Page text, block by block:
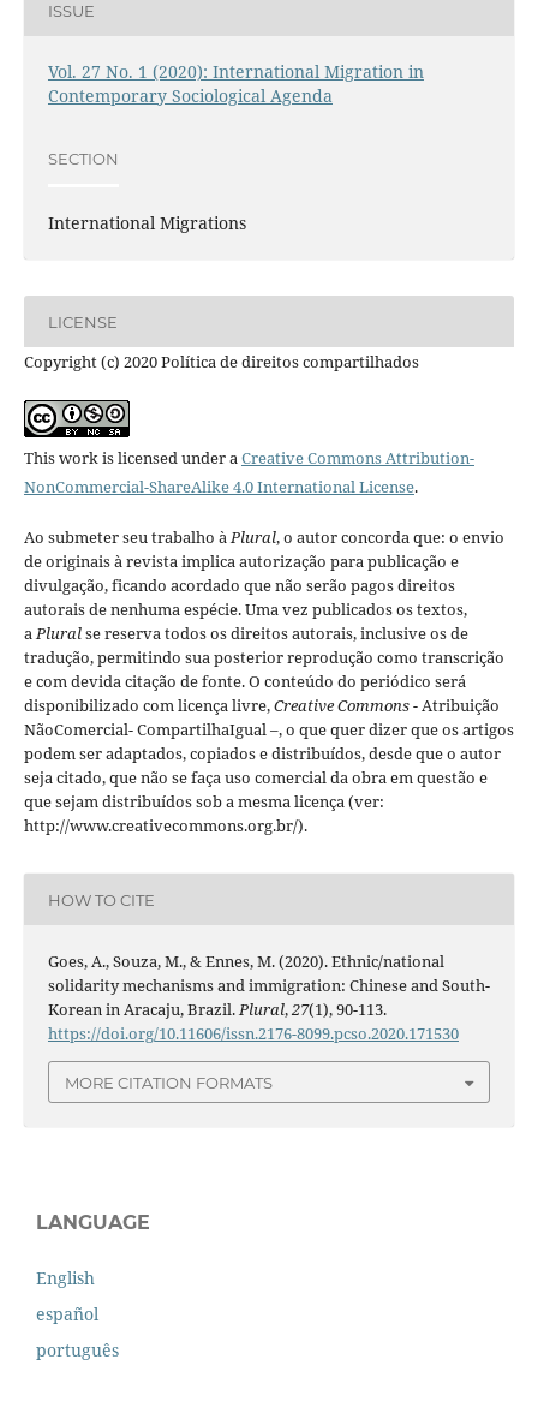
ISSUE
Vol. 27 No. 1 (2020): International Migration in
Contemporary Sociological Agenda
SECTION
International Migrations
LICENSE
Copyright (c) 2020 Política de direitos compartilhados
This work is licensed under aCreative Commons Attribution-
NonCommercial-ShareAlike 4.0 International License.
Ao submeter seu trabalho àPlural, o autor concorda que: o envio
de originais à revista implica autorização para publicação e
divulgação, ficando acordado que não serão pagos direitos
autorais de nenhuma espécie. Uma vez publicados os textos,
aPluralse reserva todos os direitos autorais, inclusive os de
tradução, permitindo sua posterior reprodução como transcrição
e com devida citação de fonte.O conteúdo do periódico será
disponibilizado com licença livre,Creative Commons -Atribuição
NãoComercial- CompartilhaIgual –, o que quer dizer que os artigos
podem ser adaptados, copiados e distribuídos, desde que o autor
seja citado, que não se faça uso comercial da obra em questão e
que sejam distribuídos sob a mesma licença (ver:
http://www.creativecommons.org.br/).
HOW TO CITE
Goes, A., Souza, M., & Ennes, M. (2020). Ethnic/national
solidarity mechanisms and immigration: Chinese and South-
Korean in Aracaju, Brazil.Plural,27(1), 90-113.
https://doi.org/10.11606/issn.2176-8099.pcso.2020.171530
MORE CITATION FORMATS
LANGUAGE
English
español
português